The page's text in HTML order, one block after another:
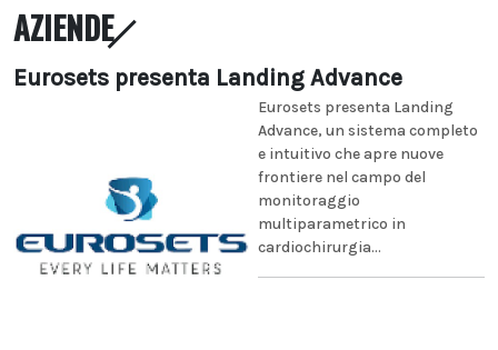
AZIENDE
Eurosets presenta Landing Advance
Eurosets presenta Landing
Advance, un sistema completo
e intuitivo che apre nuove
frontiere nel campo del
monitoraggio
multiparametrico in
cardiochirurgia...